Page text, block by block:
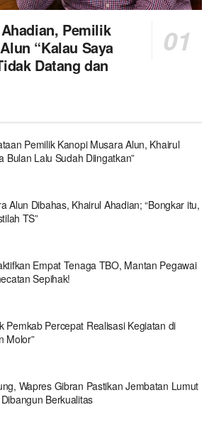
Pemilik
“Kalau Saya
Datang dan
Pemilik Kanopi Musara Alun, Khairul
Bulan Lalu Sudah Diingatkan”
Alun Dibahas, Khairul Ahadian; “Bongkar itu,
TS”
Empat Tenaga TBO, Mantan Pegawai
Sepihak!
Pemkab Percepat Realisasi Kegiatan di
Molor”
Wapres Gibran Pastikan Jembatan Lumut
Berkualitas